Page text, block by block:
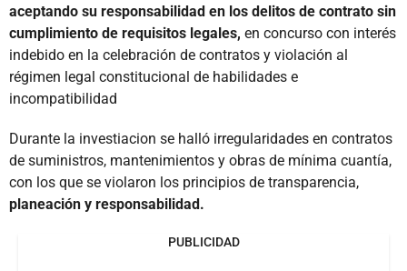
aceptando su responsabilidad en los delitos de contrato sin
cumplimiento de requisitos legales, en concurso con interés
indebido en la celebración de contratos y violación al
régimen legal constitucional de habilidades e
incompatibilidad
Durante la investiacion se halló irregularidades en contratos
de suministros, mantenimientos y obras de mínima cuantía,
con los que se violaron los principios de transparencia,
planeación y responsabilidad.
PUBLICIDAD